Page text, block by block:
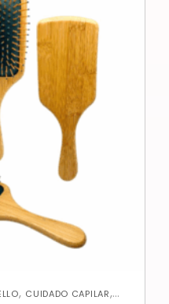
, CUIDADO CAPILAR,